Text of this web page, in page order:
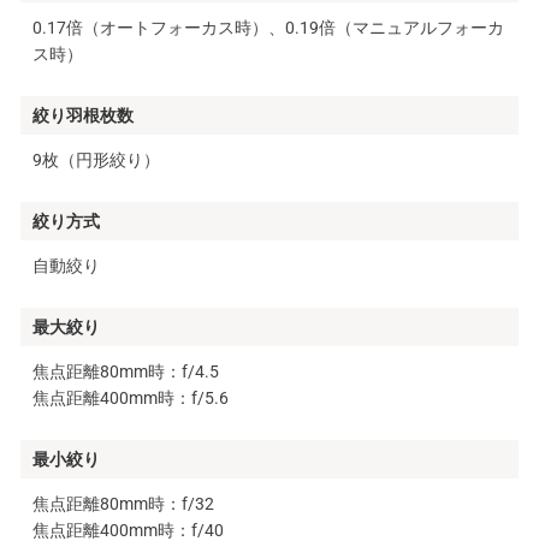
0.17倍（オートフォーカス時）、0.19倍（マニュアルフォーカ
ス時）
絞り羽根枚数
9枚（円形絞り）
絞り方式
自動絞り
最大絞り
焦点距離80mm時：f/4.5
焦点距離400mm時：f/5.6
最小絞り
焦点距離80mm時：f/32
焦点距離400mm時：f/40